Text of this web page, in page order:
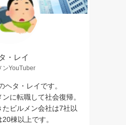
・レイ
ンYouTuber
ヘタ・レイです。
に転職して社会復帰。
ビルメン会社は7社以
棟以上です。